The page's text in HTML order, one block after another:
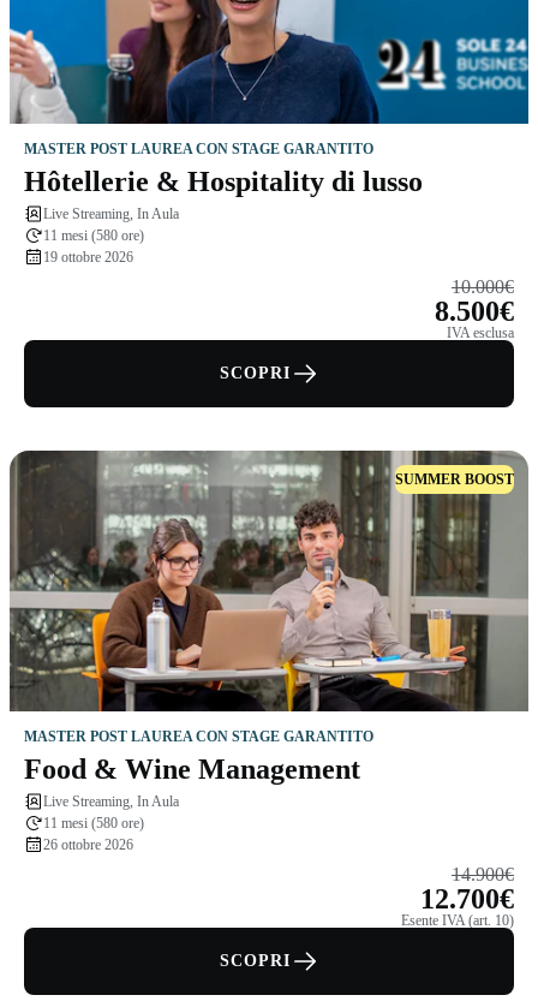
MASTER POST LAUREA CON STAGE GARANTITO
Hôtellerie & Hospitality di lusso
Live Streaming, In Aula
11 mesi (580 ore)
19 ottobre 2026
10.000€
8.500€
IVA esclusa
SCOPRI
SUMMER BOOST
MASTER POST LAUREA CON STAGE GARANTITO
Food & Wine Management
Live Streaming, In Aula
11 mesi (580 ore)
26 ottobre 2026
14.900€
12.700€
Esente IVA (art. 10)
SCOPRI